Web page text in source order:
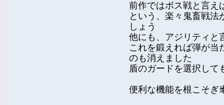
前作ではボス戦と言え
という、楽々鬼畜戦法
しょう
他にも、アジリティと
これを鍛えれば弾が当
のも消えました
盾のガードを選択して
便利な機能を根こそぎ